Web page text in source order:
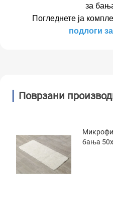
за
Погледнете ја
подлоги
Поврзани
бања